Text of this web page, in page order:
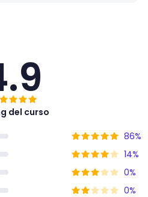
del curso
86%
14%
0%
0%